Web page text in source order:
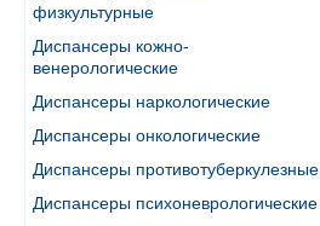
физкультурные
Диспансеры кожно-
венерологические
Диспансеры наркологические
Диспансеры онкологические
Диспансеры противотуберкулезные
Диспансеры психоневрологические